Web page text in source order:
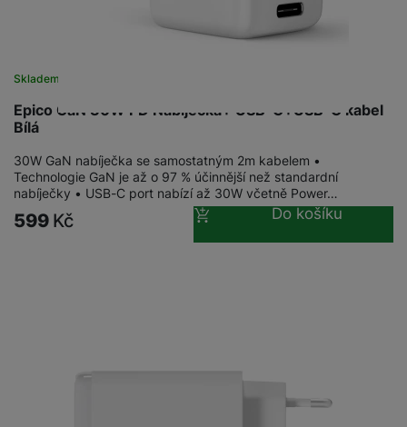
Epico GaN 30W PD Nabíječka+ USB-C+USB-C kabel
Bílá
Skladem
30W GaN nabíječka se samostatným 2m kabelem •
Technologie GaN je až o 97 % účinnější než standardní
nabíječky • USB-C port nabízí až 30W včetně Power…
599 Kč Do košíku